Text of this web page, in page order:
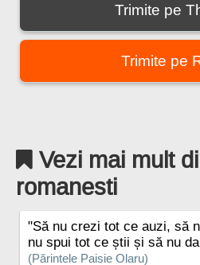
Trimite pe
Trimite pe
Vezi mai mult
romanesti
"Să nu crezi tot ce auzi, să
nu spui tot ce știi și să nu
(Părintele Paisie Olaru)